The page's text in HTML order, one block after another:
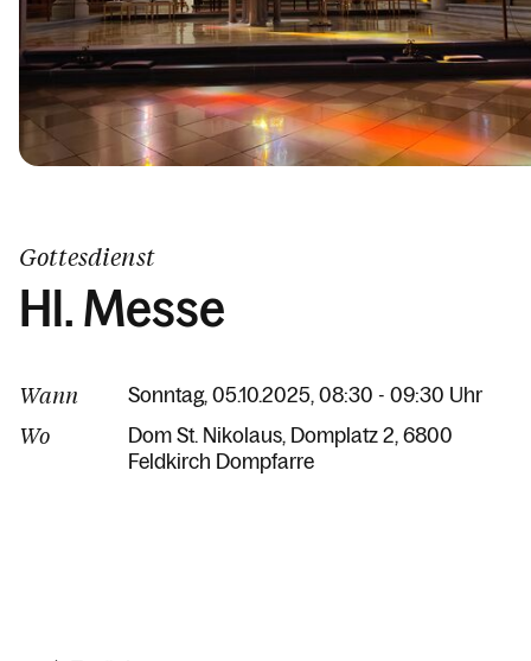
Kontakt
Gottesdienst
Hl. Messe
Wann Sonntag, 05.10.2025, 08:30 - 09:30 Uhr
Wo Dom St. Nikolaus Domplatz 2 6800
Feldkirch Dompfarre